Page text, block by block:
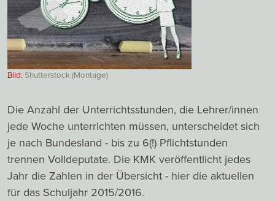
Bild:Shutterstock (Montage)
Die Anzahl der Unterrichtsstunden, die Lehrer/innen
jede Woche unterrichten müssen, unterscheidet sich
je nach Bundesland - bis zu 6(!) Pflichtstunden
trennen Volldeputate. Die KMK veröffentlicht jedes
Jahr die Zahlen in der Übersicht - hier die aktuellen
für das Schuljahr 2015/2016.